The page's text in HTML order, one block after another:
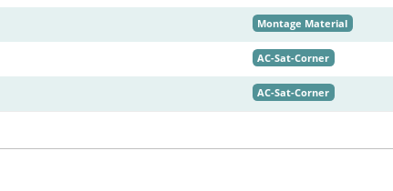
Montage Material
AC-Sat-Corner
AC-Sat-Corner